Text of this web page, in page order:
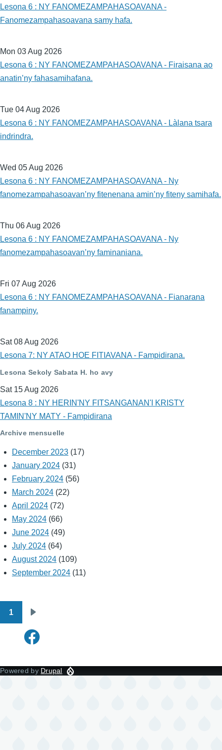
Lesona 6 : NY FANOMEZAMPAHASOAVANA -
Fanomezampahasoavana samy hafa.
Mon 03 Aug 2026
Lesona 6 : NY FANOMEZAMPAHASOAVANA - Firaisana ao
anatin’ny fahasamihafana.
Tue 04 Aug 2026
Lesona 6 : NY FANOMEZAMPAHASOAVANA - Làlana tsara
indrindra.
Wed 05 Aug 2026
Lesona 6 : NY FANOMEZAMPAHASOAVANA - Ny
fanomezampahasoavan’ny fitenenana amin’ny fiteny samihafa.
Thu 06 Aug 2026
Lesona 6 : NY FANOMEZAMPAHASOAVANA - Ny
fanomezampahasoavan’ny faminaniana.
Fri 07 Aug 2026
Lesona 6 : NY FANOMEZAMPAHASOAVANA - Fianarana
fanampiny.
Sat 08 Aug 2026
Lesona 7: NY ATAO HOE FITIAVANA - Fampidirana.
Lesona Sekoly Sabata H. ho avy
Sat 15 Aug 2026
Lesona 8 : NY HERIN'NY FITSANGANAN'I KRISTY
TAMIN'NY MATY - Fampidirana
Archive mensuelle
December 2023 (17)
January 2024 (31)
February 2024 (56)
March 2024 (22)
April 2024 (72)
May 2024 (66)
June 2024 (49)
July 2024 (64)
August 2024 (109)
September 2024 (11)
Pagination
1
page
Powered by Drupal